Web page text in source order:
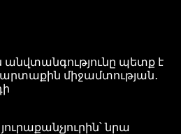
պետք է
միջամտության․
նրա